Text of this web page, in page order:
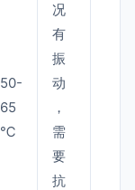
50-
65
℃
况
有
振
动
，
需
要
抗